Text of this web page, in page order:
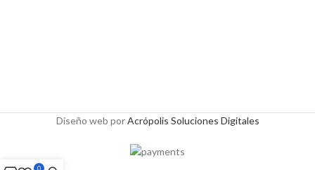
Diseño web porAcrópolis Soluciones Digitales
0